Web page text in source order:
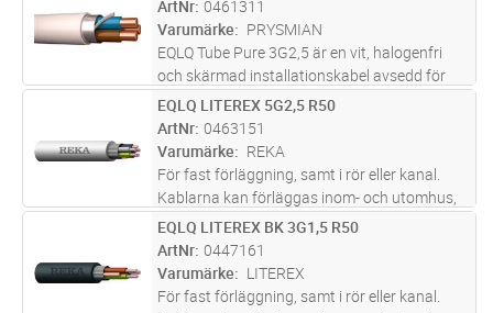
entrådiga ledare, aluminiumband och
förte...läs mer
ArtNr 0461311
Varumärke
PRYSMIAN
EQLQ Tube Pure 3G2,5 är en vit, halogenfri
och skärmad installationskabel avsedd för
fast förläggning i både inom- och
utomhusmiljöer. Kabeln är uppbyggd med
entrådiga ledare, aluminiumband och
förte...läs mer
M Lägg i kundvagn
EQLQ LITEREX 5G2,5 R50
ArtNr 0463151
Varumärke
REKA
För fast förläggning, samt i rör eller kanal.
Kablarna kan förläggas inom- och utomhus,
dock ej i vatten. Vid förläggning i mark ska
kabeln förses med extra skydd mot
mekaniska påkänningar. Al-skärm
M Lägg i kundvagn
EQLQ LITEREX BK 3G1,5 R50
ArtNr 0447161
Varumärke
LITEREX
För fast förläggning, samt i rör eller kanal.